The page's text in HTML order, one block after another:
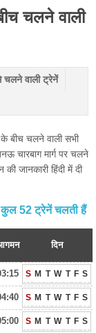
चलने वाली
चलने वाली ट्रेनें
बीच चलने वाली सभी
चारबाग मार्ग पर चलने
जानकारी हिंदी में दी
52 ट्रेनें चलती हैं
दिन
S M T W T F S
S M T W T F S
S M T W T F S